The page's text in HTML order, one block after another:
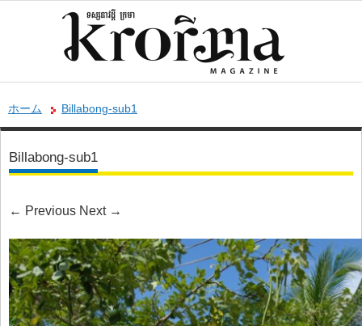
ホーム Billabong-sub1
Billabong-sub1
← Previous Next →